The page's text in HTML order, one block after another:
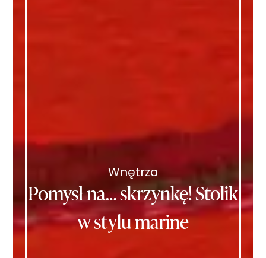
Wnętrza
Pomysł na… skrzynkę! Stolik
w stylu marine